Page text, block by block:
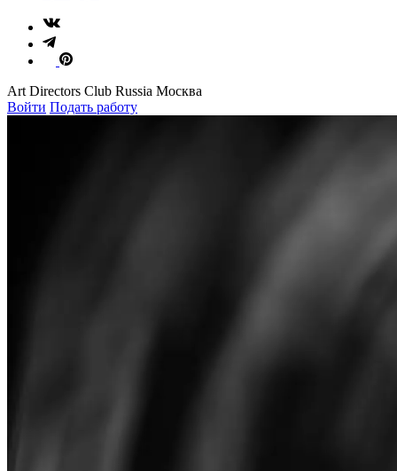
Art Directors Club Russia Москва
Войти Подать работу